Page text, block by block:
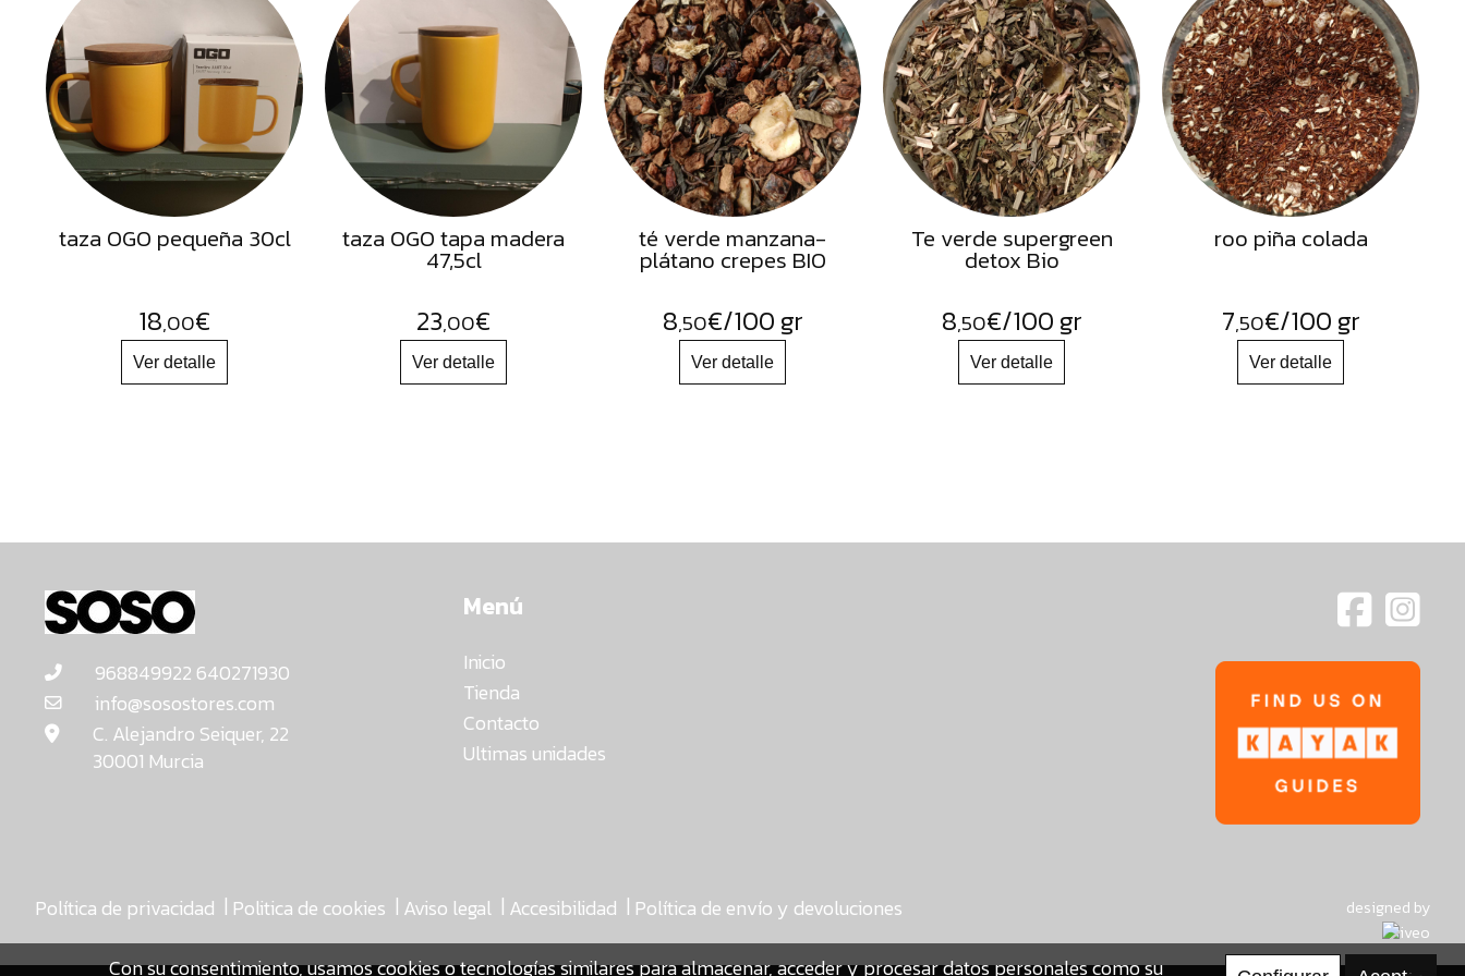
Frutos
Secos
Sal
Hierbas
Harinas
Accesorios
Alimentos
taza OGO pequeña 30cl
18,00€
taza OGO tapa madera
47,5cl
23,00€
té verde manzana-
plátano crepes BIO
8,50€/100 gr
Te verde supergreen
detox Bio
8,50€/100 gr
roo piña colada
7,50€/100 gr
968849922 640271930
info@sosostores.com
C. Alejandro Seiquer, 22
30001 Murcia
Menú
Inicio
Tienda
Contacto
Ultimas unidades
Política de privacidad | Politica de cookies | Aviso legal | Accesibilidad | Política de envío y devoluciones designed by
Con su consentimiento, usamos cookies o tecnologías similares para almacenar, acceder y procesar datos personales como su